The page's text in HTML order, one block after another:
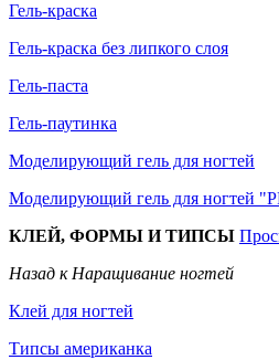
Гель-краска
Гель-краска без липкого слоя
Гель-паста
Гель-паутинка
Моделирующий гель для ногтей
Моделирующий гель для ногтей
КЛЕЙ, ФОРМЫ И ТИПСЫ
Назад к Наращивание ногтей
Клей для ногтей
Типсы американка